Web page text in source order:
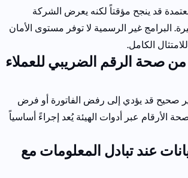
قد ينجح مؤقتاً لكنه يعرض الشركة
البرامج غير الرسمية لا توفر مستوى الأمان
الكامل.
صحة الرقم الضريبي للعملاء
صحيح قد يؤدي إلى رفض الفاتورة أو فرض
الأرقام عبر أدوات الهيئة يُعد إجراءً أساسياً
عند تبادل المعلومات مع